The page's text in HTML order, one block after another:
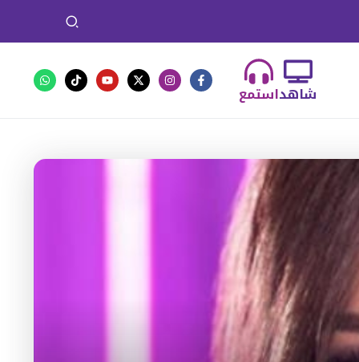
استمعشاهد